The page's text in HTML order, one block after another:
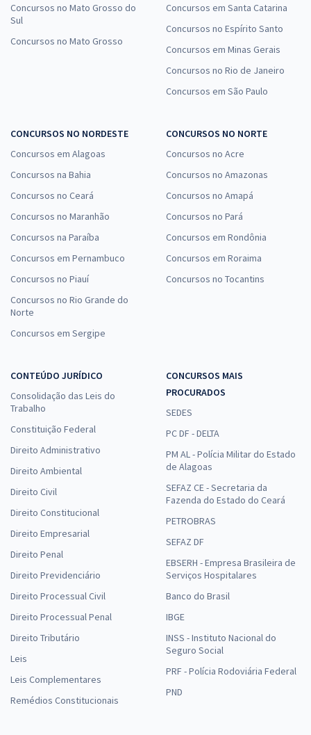
Concursos no Mato Grosso do
Sul
Concursos no Mato Grosso
Concursos em Santa Catarina
Concursos no Espírito Santo
Concursos em Minas Gerais
Concursos no Rio de Janeiro
Concursos em São Paulo
CONCURSOS NO NORDESTE
Concursos em Alagoas
Concursos na Bahia
Concursos no Ceará
Concursos no Maranhão
Concursos na Paraíba
Concursos em Pernambuco
Concursos no Piauí
Concursos no Rio Grande do
Norte
Concursos em Sergipe
CONCURSOS NO NORTE
Concursos no Acre
Concursos no Amazonas
Concursos no Amapá
Concursos no Pará
Concursos em Rondônia
Concursos em Roraima
Concursos no Tocantins
CONTEÚDO JURÍDICO
Consolidação das Leis do
Trabalho
Constituição Federal
Direito Administrativo
Direito Ambiental
Direito Civil
Direito Constitucional
Direito Empresarial
Direito Penal
Direito Previdenciário
Direito Processual Civil
Direito Processual Penal
Direito Tributário
Leis
Leis Complementares
Remédios Constitucionais
CONCURSOS MAIS
PROCURADOS
SEDES
PC DF - DELTA
PM AL - Polícia Militar do Estado
de Alagoas
SEFAZ CE - Secretaria da
Fazenda do Estado do Ceará
PETROBRAS
SEFAZ DF
EBSERH - Empresa Brasileira de
Serviços Hospitalares
Banco do Brasil
IBGE
INSS - Instituto Nacional do
Seguro Social
PRF - Polícia Rodoviária Federal
PND